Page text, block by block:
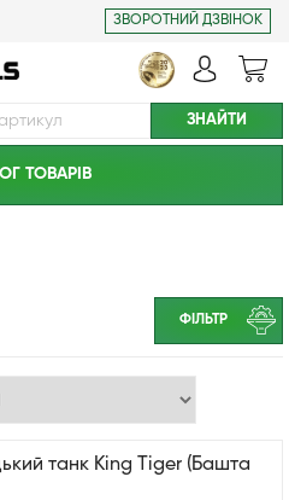
ЗВОРОТНИЙ ДЗВІНОК
ТОВАРIВ
ФІЛЬТР
танк King Tiger (Башта